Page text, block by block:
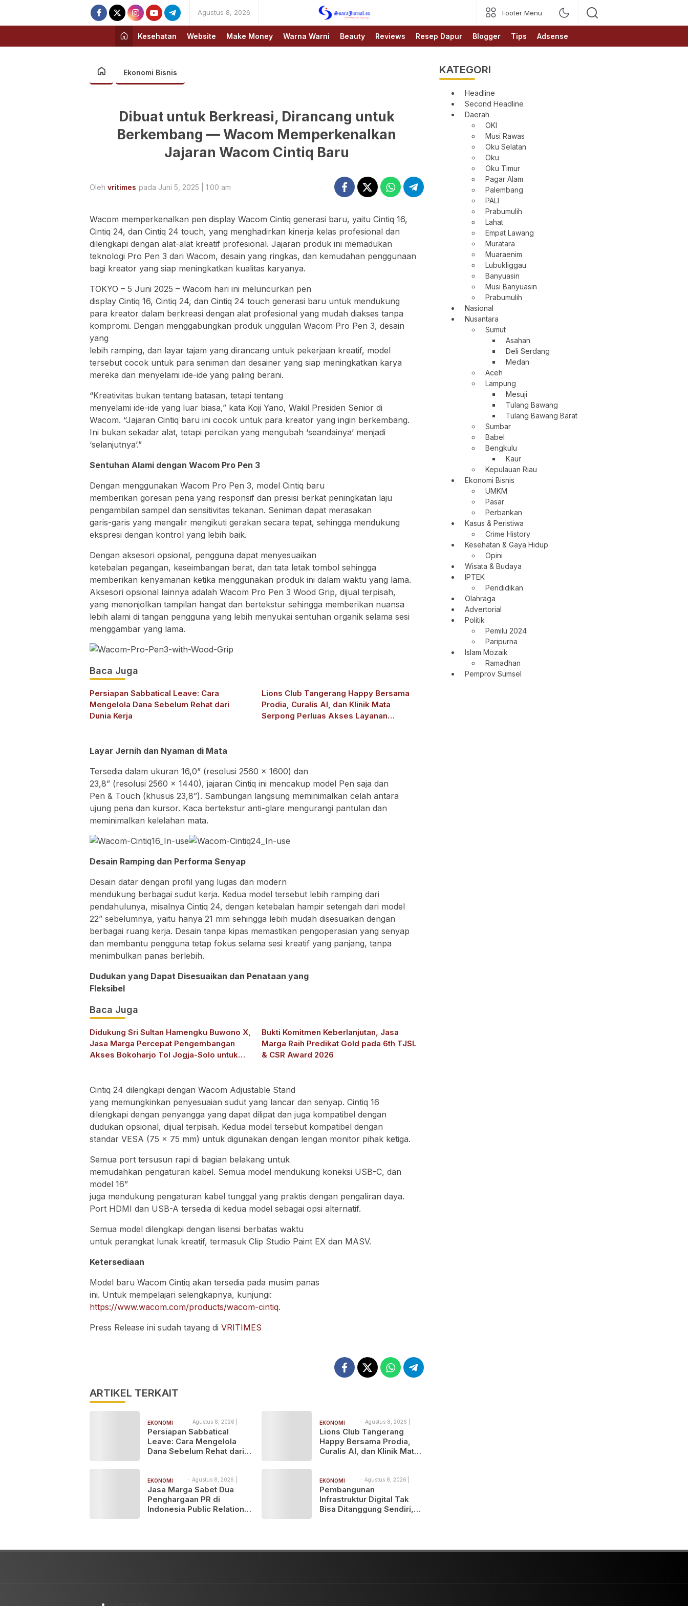
Agustus 8, 2026
SUARAJURNAL.CO
Footer Menu
Kesehatan Website Make Money Warna Warni Beauty Reviews Resep Dapur Blogger Tips Adsense
Ekonomi Bisnis
Dibuat untuk Berkreasi, Dirancang untuk
Berkembang — Wacom Memperkenalkan
Jajaran Wacom Cintiq Baru
Oleh vritimes pada Juni 5, 2025 | 1:00 am
Wacom memperkenalkan pen display Wacom Cintiq generasi baru, yaitu Cintiq 16,
Cintiq 24, dan Cintiq 24 touch, yang menghadirkan kinerja kelas profesional dan
dilengkapi dengan alat-alat kreatif profesional. Jajaran produk ini memadukan
teknologi Pro Pen 3 dari Wacom, desain yang ringkas, dan kemudahan penggunaan
bagi kreator yang siap meningkatkan kualitas karyanya.
TOKYO – 5 Juni 2025 – Wacom hari ini meluncurkan pen
display Cintiq 16, Cintiq 24, dan Cintiq 24 touch generasi baru untuk mendukung
para kreator dalam berkreasi dengan alat profesional yang mudah diakses tanpa
kompromi. Dengan menggabungkan produk unggulan Wacom Pro Pen 3, desain
yang
lebih ramping, dan layar tajam yang dirancang untuk pekerjaan kreatif, model
tersebut cocok untuk para seniman dan desainer yang siap meningkatkan karya
mereka dan menyelami ide-ide yang paling berani.
“Kreativitas bukan tentang batasan, tetapi tentang
menyelami ide-ide yang luar biasa,” kata Koji Yano, Wakil Presiden Senior di
Wacom. “Jajaran Cintiq baru ini cocok untuk para kreator yang ingin berkembang.
Ini bukan sekadar alat, tetapi percikan yang mengubah ‘seandainya’ menjadi
‘selanjutnya’.”
Sentuhan Alami dengan Wacom Pro Pen 3
Dengan menggunakan Wacom Pro Pen 3, model Cintiq baru
memberikan goresan pena yang responsif dan presisi berkat peningkatan laju
pengambilan sampel dan sensitivitas tekanan. Seniman dapat merasakan
garis-garis yang mengalir mengikuti gerakan secara tepat, sehingga mendukung
ekspresi dengan kontrol yang lebih baik.
Dengan aksesori opsional, pengguna dapat menyesuaikan
ketebalan pegangan, keseimbangan berat, dan tata letak tombol sehingga
memberikan kenyamanan ketika menggunakan produk ini dalam waktu yang lama.
Aksesori opsional lainnya adalah Wacom Pro Pen 3 Wood Grip, dijual terpisah,
yang menonjolkan tampilan hangat dan bertekstur sehingga memberikan nuansa
lebih alami di tangan pengguna yang lebih menyukai sentuhan organik selama sesi
menggambar yang lama.
Baca Juga
Persiapan Sabbatical Leave: Cara
Mengelola Dana Sebelum Rehat dari
Dunia Kerja
Lions Club Tangerang Happy Bersama
Prodia, Curalis AI, dan Klinik Mata
Serpong Perluas Akses Layanan
Layar Jernih dan Nyaman di Mata
Tersedia dalam ukuran 16,0” (resolusi 2560 x 1600) dan
23,8” (resolusi 2560 x 1440), jajaran Cintiq ini mencakup model Pen saja dan
Pen & Touch (khusus 23,8”). Sambungan langsung meminimalkan celah antara
ujung pena dan kursor. Kaca bertekstur anti-glare mengurangi pantulan dan
meminimalkan kelelahan mata.
Desain Ramping dan Performa Senyap
Desain datar dengan profil yang lugas dan modern
mendukung berbagai sudut kerja. Kedua model tersebut lebih ramping dari
pendahulunya, misalnya Cintiq 24, dengan ketebalan hampir setengah dari model
22” sebelumnya, yaitu hanya 21 mm sehingga lebih mudah disesuaikan dengan
berbagai ruang kerja. Desain tanpa kipas memastikan pengoperasian yang senyap
dan membantu pengguna tetap fokus selama sesi kreatif yang panjang, tanpa
menimbulkan panas berlebih.
Dudukan yang Dapat Disesuaikan dan Penataan yang
Fleksibel
Baca Juga
Didukung Sri Sultan Hamengku Buwono X,
Jasa Marga Percepat Pengembangan
Akses Bokoharjo Tol Jogja-Solo untuk
Bukti Komitmen Keberlanjutan, Jasa
Marga Raih Predikat Gold pada 6th TJSL
& CSR Award 2026
Cintiq 24 dilengkapi dengan Wacom Adjustable Stand
yang memungkinkan penyesuaian sudut yang lancar dan senyap. Cintiq 16
dilengkapi dengan penyangga yang dapat dilipat dan juga kompatibel dengan
dudukan opsional, dijual terpisah. Kedua model tersebut kompatibel dengan
standar VESA (75 x 75 mm) untuk digunakan dengan lengan monitor pihak ketiga.
Semua port tersusun rapi di bagian belakang untuk
memudahkan pengaturan kabel. Semua model mendukung koneksi USB-C, dan
model 16”
juga mendukung pengaturan kabel tunggal yang praktis dengan pengaliran daya.
Port HDMI dan USB-A tersedia di kedua model sebagai opsi alternatif.
Semua model dilengkapi dengan lisensi berbatas waktu
untuk perangkat lunak kreatif, termasuk Clip Studio Paint EX dan MASV.
Ketersediaan
Model baru Wacom Cintiq akan tersedia pada musim panas
ini. Untuk mempelajari selengkapnya, kunjungi:
https://www.wacom.com/products/wacom-cintiq.
Press Release ini sudah tayang di VRITIMES
ARTIKEL TERKAIT
EKONOMI
BISNIS
Agustus 8, 2026 |
5:53 pm
Persiapan Sabbatical
Leave: Cara Mengelola
Dana Sebelum Rehat dari
EKONOMI
BISNIS
Agustus 8, 2026 |
1:24 pm
Lions Club Tangerang
Happy Bersama Prodia,
Curalis AI, dan Klinik Mata
Preventif melalui Bakti
Sosial Kesehatan
EKONOMI
BISNIS
Agustus 8, 2026 |
10:33 am
Jasa Marga Sabet Dua
Penghargaan PR di
Indonesia Public Relations
EKONOMI
BISNIS
Agustus 8, 2026 |
9:45 am
Pembangunan
Infrastruktur Digital Tak
Bisa Ditanggung Sendiri,
KATEGORI
Headline
Second Headline
Daerah
OKI
Musi Rawas
Oku Selatan
Oku
Oku Timur
Pagar Alam
Palembang
PALI
Prabumulih
Lahat
Empat Lawang
Muratara
Muaraenim
Lubukliggau
Banyuasin
Musi Banyuasin
Prabumulih
Nasional
Nusantara
Sumut
Asahan
Deli Serdang
Medan
Aceh
Lampung
Mesuji
Tulang Bawang
Tulang Bawang Barat
Sumbar
Babel
Bengkulu
Kaur
Kepulauan Riau
Ekonomi Bisnis
UMKM
Pasar
Perbankan
Kasus & Peristiwa
Crime History
Kesehatan & Gaya Hidup
Opini
Wisata & Budaya
IPTEK
Pendidikan
Olahraga
Advertorial
Politik
Pemilu 2024
Paripurna
Islam Mozaik
Ramadhan
Pemprov Sumsel